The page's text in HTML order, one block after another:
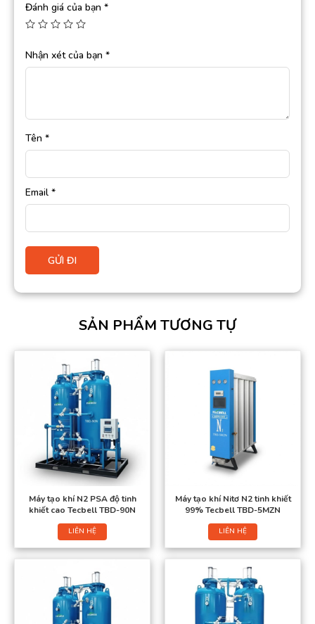
Đánh giá của bạn *
Nhận xét của bạn *
Tên *
Email *
SẢN PHẨM TƯƠNG TỰ
Máy tạo khí N2 PSA độ tinh
khiết cao Tecbell TBD-90N
LIÊN HỆ
Máy tạo khí Nitơ N2 tinh khiết
99% Tecbell TBD-5MZN
LIÊN HỆ